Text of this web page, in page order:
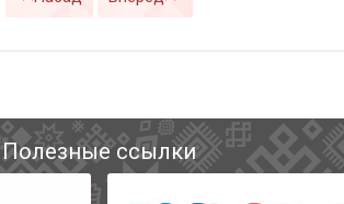
Полезные ссылки